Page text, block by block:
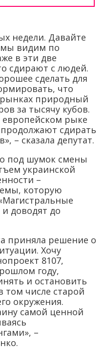
недели. Давайте
мы видим по
в эти две
сдирают с людей.
сделать для
что
рынках природный
за тысячу кубов.
рыке
продолжают сдирать
– сказала депутат.
под шумок смены
украинской
–
которую
доводят до
приняла решение о
Хочу
8107,
году,
и остановить
числе старой
окружения.
самой ценной
–